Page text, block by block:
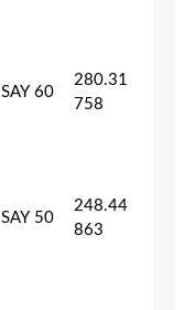
SAY 60
280.31
758
SAY 50
248.44
863